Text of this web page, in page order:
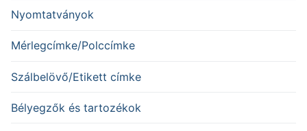
Nyomtatványok
Mérlegcímke/Polccímke
Szálbelövő/Etikett címke
Bélyegzők és tartozékok